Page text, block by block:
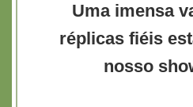
Uma imensa
réplicas fiéis
nosso